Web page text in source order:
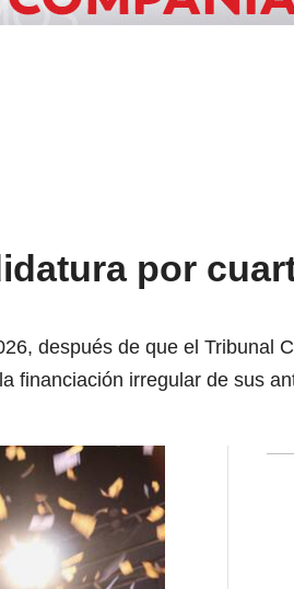
por
después de que el Tribunal
financiación irregular de sus